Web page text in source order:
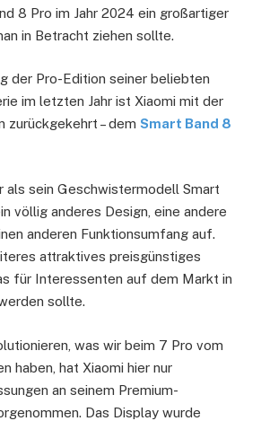
8 Pro im Jahr 2024 ein großartiger
in Betracht ziehen sollte.
der Pro-Edition seiner beliebten
im letzten Jahr ist Xiaomi mit der
zurückgekehrt – dem Smart Band 8
als sein Geschwistermodell Smart
völlig anderes Design, eine andere
anderen Funktionsumfang auf.
attraktives preisgünstiges
für Interessenten auf dem Markt in
sollte.
was wir beim 7 Pro vom
haben, hat Xiaomi hier nur
an seinem Premium-
Das Display wurde